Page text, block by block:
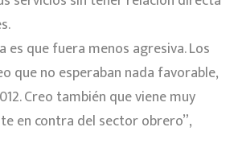
es que fuera menos agresiva. Los
que no esperaban nada favorable,
Creo también que viene muy
en contra del sector obrero”,